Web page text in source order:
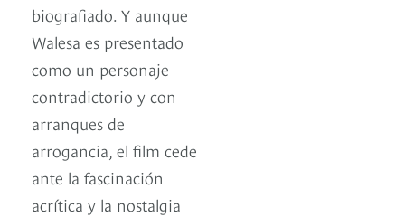
biografiado. Y aunque
Walesa es presentado
como un personaje
contradictorio y con
arranques de
arrogancia, el film cede
ante la fascinación
acrítica y la nostalgia